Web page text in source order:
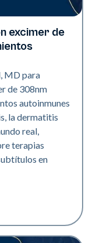
excimer de
MD para
de 308nm
autoinmunes
la dermatitis
real,
terapias
en